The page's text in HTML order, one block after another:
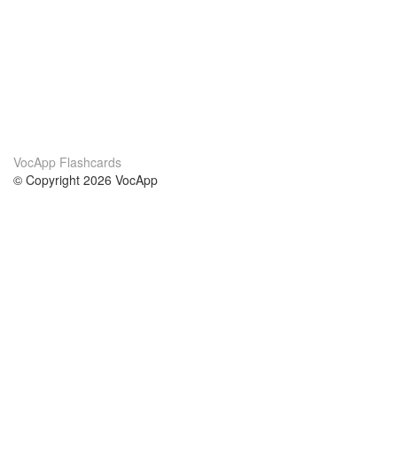
VocApp Flashcards
© Copyright 2026 VocApp